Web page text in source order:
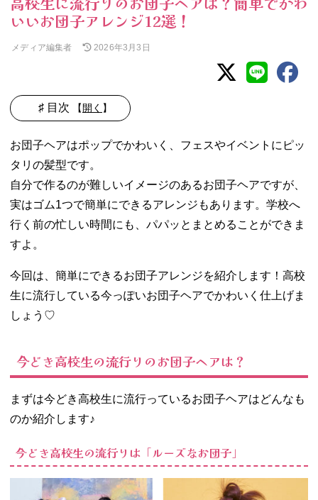
いいお団子アレンジ12選！
メディア編集者 2026年3月3日
♯ 目次 【開く 】
の流行りのお団
子ヘアは？
− 今どき高
校生の流行
りは「ルー
ズなお団
行りの「カ
チモリヘ
ア」も人気
すめのお団子ヘ
アアレンジ12選
− 基本のお
団子ヘアの
作り方
− ボブでも
できるハー
フアップお
団子
お団子ヘアはポップでかわいく、フェスやイベントにピッ
タリの髪型です。
自分で作るのが難しいイメージのあるお団子ヘアですが、
実はゴム1つで簡単にできるアレンジもあります。学校へ
行く前の忙しい時間にも、パパッとまとめることができま
すよ。
今回は、簡単にできるお団子アレンジを紹介します！高校
生に流行している今っぽいお団子ヘアでかわいく仕上げま
しょう♡
今どき高校生の流行りのお団子ヘアは？
まずは今どき高校生に流行っているお団子ヘアはどんなも
のか紹介します♪
今どき高校生の流行りは「ルーズなお団子」